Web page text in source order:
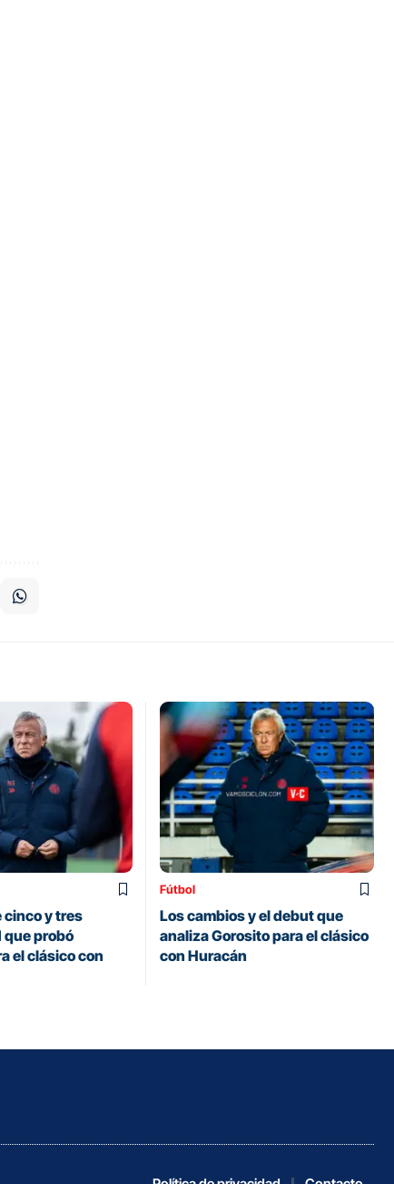
cinco y tres
que probó
el clásico con
Fútbol
Los cambios y el debut que
analiza Gorosito para el clásico
con Huracán